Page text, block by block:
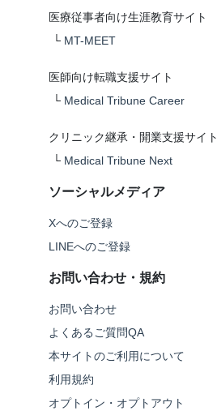
医療従事者向け生涯教育サイト
└ MT-MEET
医師向け転職支援サイト
└ Medical Tribune Career
クリニック継承・開業支援サイト
└ Medical Tribune Next
ソーシャルメディア
Xへのご登録
LINEへのご登録
お問い合わせ・規約
お問い合わせ
よくあるご質問QA
本サイトのご利用について
利用規約
オプトイン・オプトアウト